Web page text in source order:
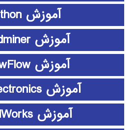
آموزش python
آموزش rapidminer
آموزش ShowFlow
آموزش SimElectronics
آموزش SolidWorks